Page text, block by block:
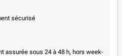
sécurisé
assurée sous 24 à 48 h, hors week-